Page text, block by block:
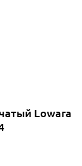
Lowara